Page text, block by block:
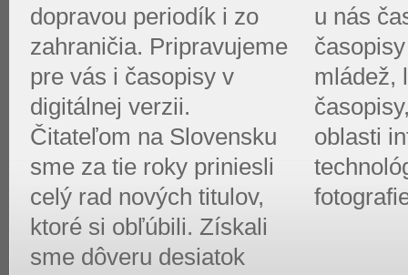
dopravou periodík i zo
zahraničia. Pripravujeme
pre vás i časopisy v
digitálnej verzii.
Čitateľom na Slovensku
sme za tie roky priniesli
celý rad nových titulov,
ktoré si obľúbili. Získali
sme dôveru desiatok
u nás
mládež,
oblasti